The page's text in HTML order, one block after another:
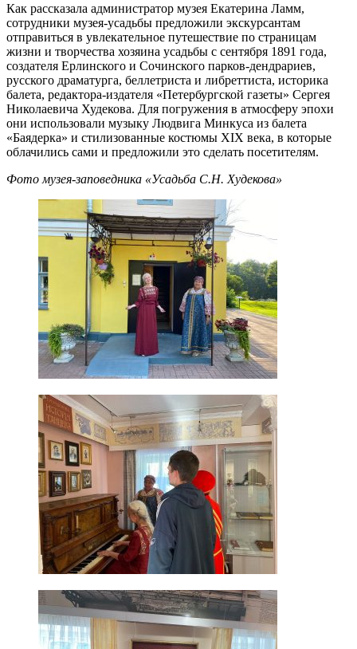
Как рассказала администратор музея Екатерина Ламм,
сотрудники музея-усадьбы предложили экскурсантам
отправиться в увлекательное путешествие по страницам
жизни и творчества хозяина усадьбы с сентября 1891 года,
создателя Ерлинского и Сочинского парков-дендрариев,
русского драматурга, беллетриста и либреттиста, историка
балета, редактора-издателя «Петербургской газеты» Сергея
Николаевича Худекова. Для погружения в атмосферу эпохи
они использовали музыку Людвига Минкуса из балета
«Баядерка» и стилизованные костюмы XIX века, в которые
облачились сами и предложили это сделать посетителям.
Фото музея-заповедника «Усадьба С.Н. Худекова»